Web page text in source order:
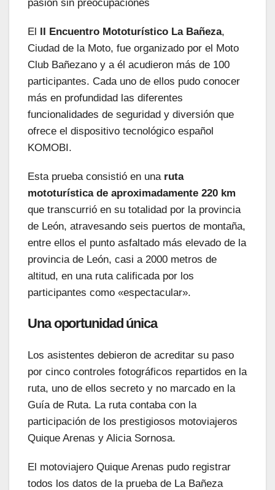
pasión sin preocupaciones
El II Encuentro Mototurístico La Bañeza,
Ciudad de la Moto, fue organizado por el Moto
Club Bañezano y a él acudieron más de 100
participantes. Cada uno de ellos pudo conocer
más en profundidad las diferentes
funcionalidades de seguridad y diversión que
ofrece el dispositivo tecnológico español
KOMOBI.
Esta prueba consistió en una ruta
mototurística de aproximadamente 220 km
que transcurrió en su totalidad por la provincia
de León, atravesando seis puertos de montaña,
entre ellos el punto asfaltado más elevado de la
provincia de León, casi a 2000 metros de
altitud, en una ruta calificada por los
participantes como «espectacular».
Una oportunidad única
Los asistentes debieron de acreditar su paso
por cinco controles fotográficos repartidos en la
ruta, uno de ellos secreto y no marcado en la
Guía de Ruta. La ruta contaba con la
participación de los prestigiosos motoviajeros
Quique Arenas y Alicia Sornosa.
El motoviajero Quique Arenas pudo registrar
todos los datos de la prueba de La Bañeza